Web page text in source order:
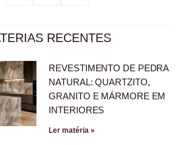
RECENTES
REVESTIMENTO DE PEDRA
NATURAL: QUARTZITO,
GRANITO E MÁRMORE EM
INTERIORES
Ler matéria »